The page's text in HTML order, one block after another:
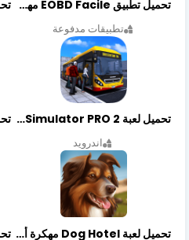
تحميل تطبيق EOBD Facile مهكر أخر إصدار
تطبيقات مدفوعة
تحميل لعبة Bus Simulator PRO 2 مهكرة أخر إصدار
اندرويد
تحميل لعبة Dog Hotel مهكرة أخر إصدار